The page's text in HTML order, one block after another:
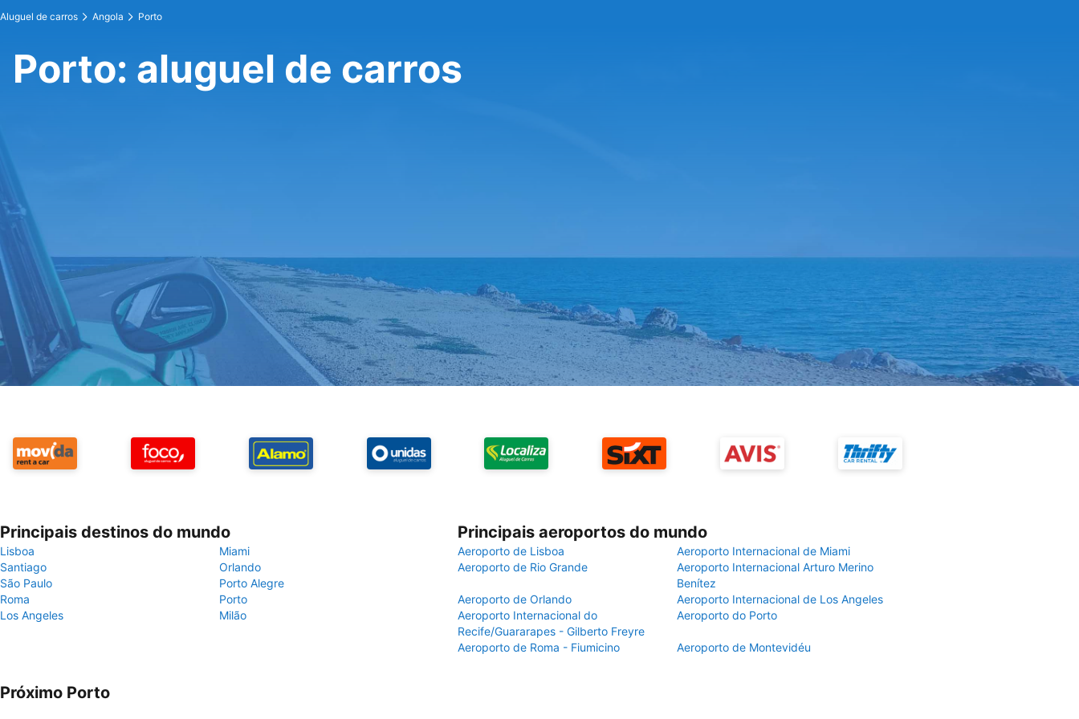
Aluguel de carros Angola Porto
Porto: aluguel de carros
Principais destinos do mundo
Lisboa
Miami
Santiago
Orlando
São Paulo
Porto Alegre
Roma
Porto
Los Angeles
Milão
Principais aeroportos do mundo
Aeroporto de Lisboa
Aeroporto Internacional de Miami
Aeroporto de Rio Grande
Aeroporto Internacional Arturo Merino
Benítez
Aeroporto de Orlando
Aeroporto Internacional de Los Angeles
Aeroporto Internacional do
Recife/Guararapes - Gilberto Freyre
Aeroporto do Porto
Aeroporto de Roma - Fiumicino Aeroporto de Montevidéu
Próximo Porto